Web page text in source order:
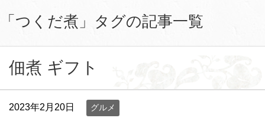
「つくだ煮」タグの記事一覧
佃煮 ギフト
2023年2月20日 グルメ